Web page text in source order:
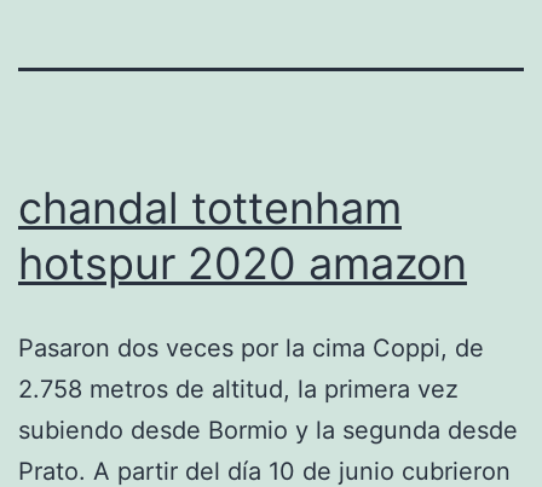
chandal tottenham
hotspur 2020 amazon
Pasaron dos veces por la cima Coppi, de
2.758 metros de altitud, la primera vez
subiendo desde Bormio y la segunda desde
Prato. A partir del día 10 de junio cubrieron